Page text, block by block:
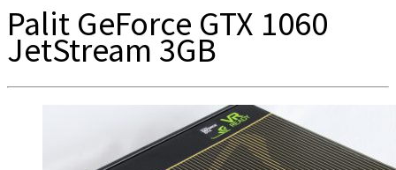
Palit GeForce GTX 1060
JetStream 3GB